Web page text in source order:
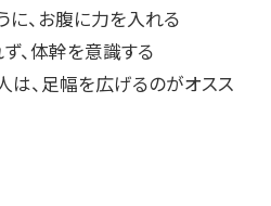
に、お腹に力を入れる
、体幹を意識する
は、足幅を広げるのがオスス